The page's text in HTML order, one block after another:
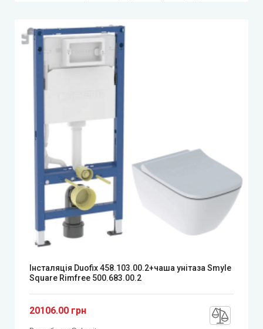
Інсталяція Duofix 458.103.00.2+чаша унітаза Smyle
Square Rimfree 500.683.00.2
20106.00 грн